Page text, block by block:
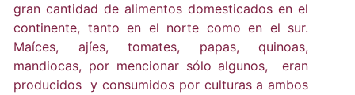
gran cantidad de alimentos domesticados en el
continente, tanto en el norte como en el sur.
Maíces, ajíes, tomates, papas, quinoas,
mandiocas, por mencionar sólo algunos, eran
producidos y consumidos por culturas a ambos